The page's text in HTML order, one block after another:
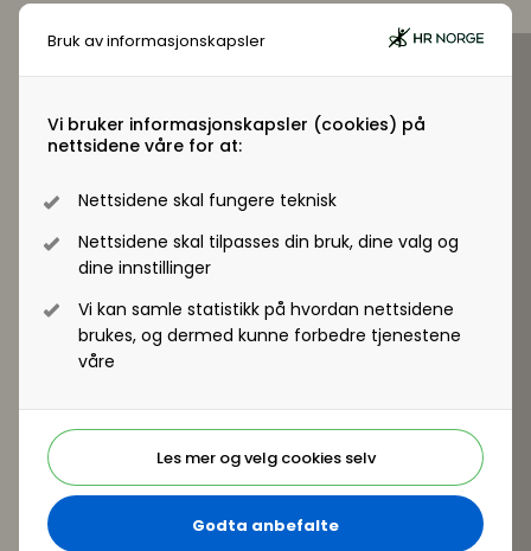
Bruk av informasjonskapsler
Vi bruker informasjonskapsler (cookies) på
nettsidene våre for at:
Nettsidene skal fungere teknisk
Nettsidene skal tilpasses din bruk, dine valg og
dine innstillinger
Vi kan samle statistikk på hvordan nettsidene
brukes, og dermed kunne forbedre tjenestene
våre
Les mer og velg cookies selv
Godta anbefalte
dokumentasjon
Han holder foredrag medAnn Magritt Hagerud.
arrangement og meld deg på her